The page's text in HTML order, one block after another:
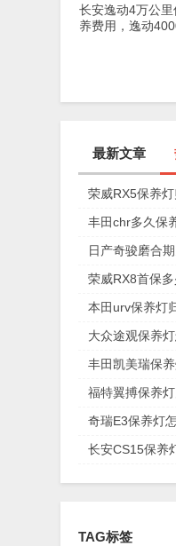
长安逸动4万公里
养费用，逸动
最新文章
TAG标签